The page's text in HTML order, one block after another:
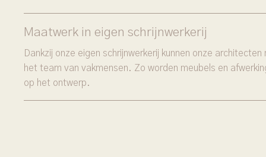
Maatwerk in eigen schrijnwerkerij
Dankzij onze eigen schrijnwerkerij kunnen onze
het team van vakmensen. Zo worden meubels en
op het ontwerp.